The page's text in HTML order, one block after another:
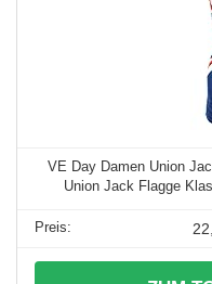
VE Day Damen Union
Union Jack Flagge